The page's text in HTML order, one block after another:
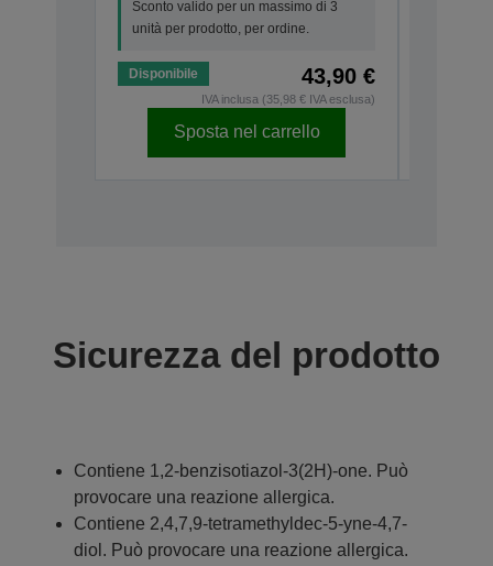
Sconto valido per un massimo di 3
unità per prodotto, per ordine.
Disponibile 43,90 €
IVA inclusa (35,98 € IVA esclusa)
Sposta nel carrello
Sicurezza del prodotto
Contiene 1,2-benzisotiazol-3(2H)-one. Può
provocare una reazione allergica.
Contiene 2,4,7,9-tetramethyldec-5-yne-4,7-
diol. Può provocare una reazione allergica.